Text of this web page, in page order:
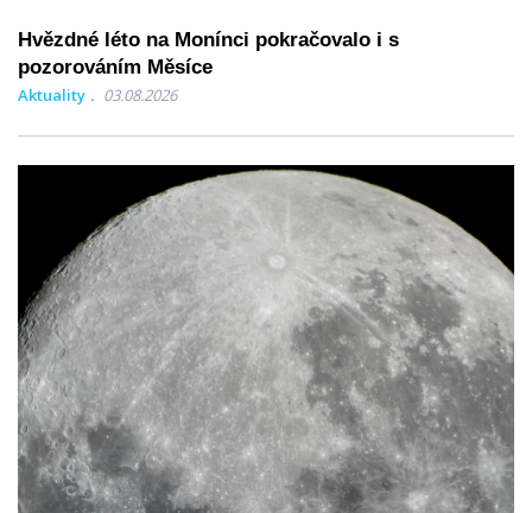
Hvězdné léto na Monínci pokračovalo i s
pozorováním Měsíce
Aktuality 03.08.2026